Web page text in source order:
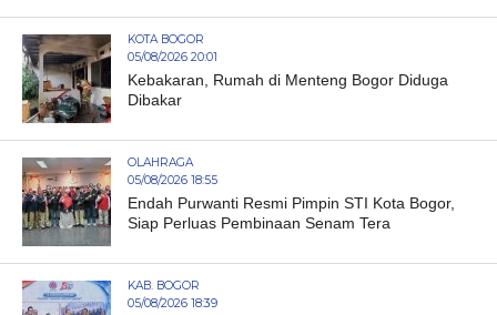
KOTA BOGOR
05/08/2026 20:01
Kebakaran, Rumah di Menteng Bogor Diduga
Dibakar
OLAHRAGA
05/08/2026 18:55
Endah Purwanti Resmi Pimpin STI Kota Bogor,
Siap Perluas Pembinaan Senam Tera
KAB. BOGOR
05/08/2026 18:39